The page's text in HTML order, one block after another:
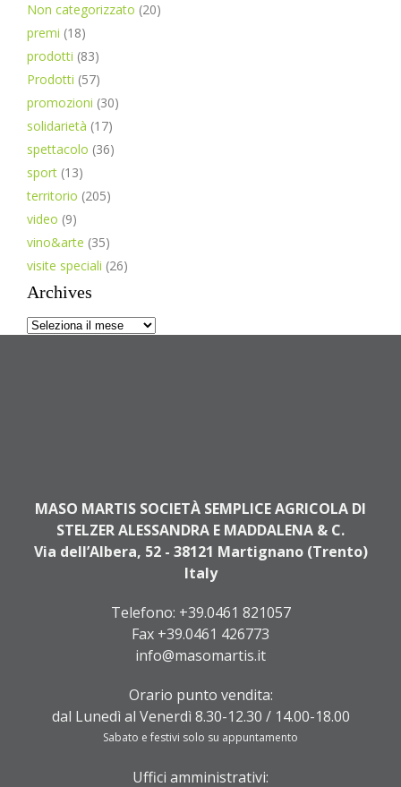
Non categorizzato (20)
premi (18)
prodotti (83)
Prodotti (57)
promozioni (30)
solidarietà (17)
spettacolo (36)
sport (13)
territorio (205)
video (9)
vino&arte (35)
visite speciali (26)
Archives
Archives
MASO MARTIS SOCIETÀ SEMPLICE AGRICOLA DI
STELZER ALESSANDRA E MADDALENA & C.
Via dell’Albera, 52 - 38121 Martignano (Trento)
Italy
Telefono: +39.0461 821057
Fax +39.0461 426773
info@masomartis.it
Orario punto vendita:
dal Lunedì al Venerdì 8.30-12.30 / 14.00-18.00
Sabato e festivi solo su appuntamento
Uffici amministrativi: